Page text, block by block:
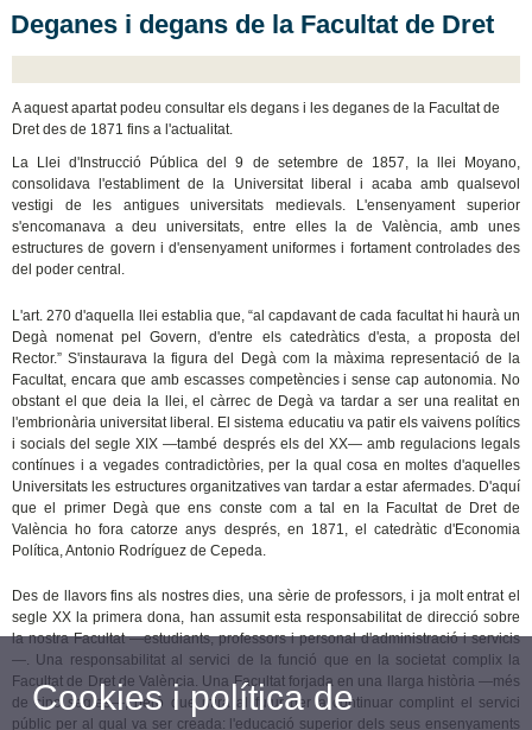
Deganes i degans de la Facultat de Dret
A aquest apartat podeu consultar els degans i les deganes de la Facultat de
Dret des de 1871 fins a l'actualitat.
La Llei d'Instrucció Pública del 9 de setembre de 1857, la llei Moyano,
consolidava l'establiment de la Universitat liberal i acaba amb qualsevol
vestigi de les antigues universitats medievals. L'ensenyament superior
s'encomanava a deu universitats, entre elles la de València, amb unes
estructures de govern i d'ensenyament uniformes i fortament controlades des
del poder central.
L'art. 270 d'aquella llei establia que, “al capdavant de cada facultat hi haurà un
Degà nomenat pel Govern, d'entre els catedràtics d'esta, a proposta del
Rector.” S'instaurava la figura del Degà com la màxima representació de la
Facultat, encara que amb escasses competències i sense cap autonomia. No
obstant el que deia la llei, el càrrec de Degà va tardar a ser una realitat en
l'embrionària universitat liberal. El sistema educatiu va patir els vaivens polítics
i socials del segle XIX —també després els del XX— amb regulacions legals
contínues i a vegades contradictòries, per la qual cosa en moltes d'aquelles
Universitats les estructures organitzatives van tardar a estar afermades. D'aquí
que el primer Degà que ens conste com a tal en la Facultat de Dret de
València ho fora catorze anys després, en 1871, el catedràtic d'Economia
Política, Antonio Rodríguez de Cepeda.
Des de llavors fins als nostres dies, una sèrie de professors, i ja molt entrat el
segle XX la primera dona, han assumit esta responsabilitat de direcció sobre
la nostra Facultat —estudiants, professors i personal d'administració i servicis
—. Una responsabilitat al servici de la funció que en la societat complix la
Facultat de Dret de València. Una Facultat forjada en una llarga història —més
de cinc segles—, però que mira al futur per a continuar complint el servici
públic per al qual va ser creada: l'educació superior dels seus ensenyaments
Cookies i política de